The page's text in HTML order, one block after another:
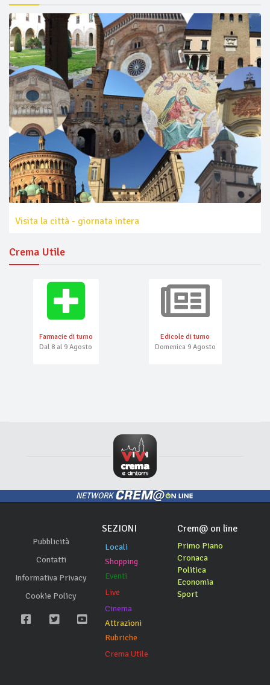
Visita la città - giornata intera
Crema Utile
Farmacie di turno
Dal 8 al 9 Agosto
Edicole di turno
Domenica 9 Agosto
NETWORK
Pubblicità
Contatti
Informativa Privacy
Cookie Policy
SEZIONI
Locali
Shopping
Eventi
Live
Cinema
Attrazioni
Rubriche
Crema Utile
Crem@ on line
Primo Piano
Cronaca
Politica
Economia
Sport